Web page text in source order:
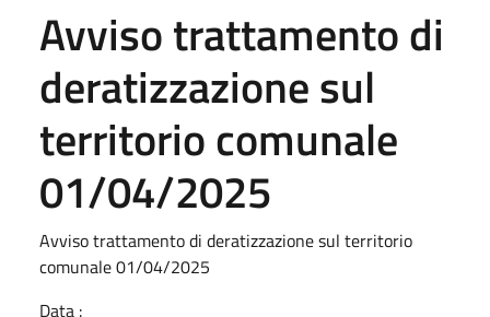
Avviso trattamento di
deratizzazione sul
territorio comunale
01/04/2025
Avviso trattamento di deratizzazione sul territorio
comunale 01/04/2025
Data :